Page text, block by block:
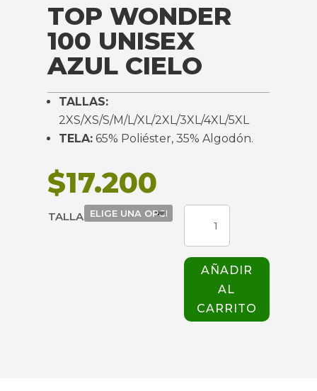
TOP WONDER
100 UNISEX
AZUL CIELO
TALLAS:
2XS/XS/S/M/L/XL/2XL/3XL/4XL/5XL
TELA: 65% Poliéster, 35% Algodón.
$17.200
TALLA
WONDER
100
UNISEX
cantidad
AÑADIR
AL
CARRITO